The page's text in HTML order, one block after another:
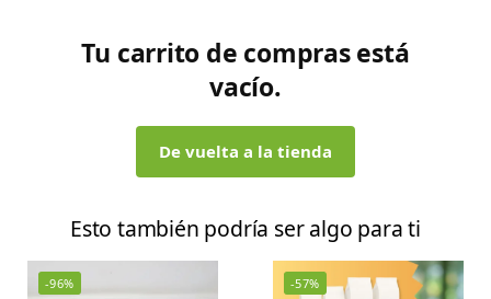
Tu carrito de compras está
vacío.
De vuelta a la tienda
Esto también podría ser algo para ti
-96% -57%